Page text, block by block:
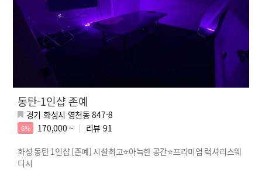
동탄-1인샵 존예
경기 화성시 영천동 847-8
6% 170,000 ~ 리뷰 91
화성 동탄 1인샵 [존예] 시설최고⭐아늑한 공간⭐프리미엄 럭셔리스웨
디시